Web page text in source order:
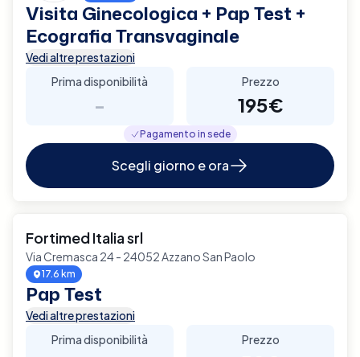
Visita Ginecologica + Pap Test +
Ecografia Transvaginale
Vedi altre prestazioni
Prima disponibilità
-
Prezzo
195€
Pagamento in sede
Scegli giorno e ora
Fortimed Italia srl
Via Cremasca 24 - 24052 Azzano San Paolo
17.6 km
Pap Test
Vedi altre prestazioni
Prima disponibilità
Prezzo